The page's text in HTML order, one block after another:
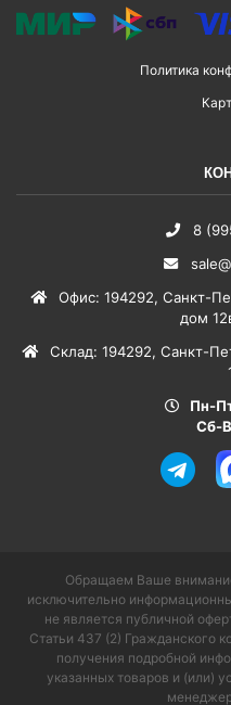
Политика
8
Офис: 194292, Санкт-
дом
Склад: 194292, Санкт-
Пн-
Сб-
Обращаем Ваше внимание
исключительно
не является публичной
Статьи 437 (2) Гражданского
получения подробной
указанных товаров и (или)